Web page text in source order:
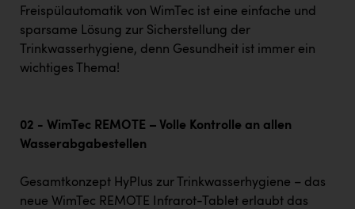
Freispülautomatik von WimTec ist eine einfache und
sparsame Lösung zur Sicherstellung der
Trinkwasserhygiene, denn Gesundheit ist immer ein
wichtiges Thema!
02 - WimTec REMOTE – Volle Kontrolle an allen
Wasserabgabestellen
Gesamtkonzept HyPlus zur Trinkwasserhygiene – das
neue WimTec REMOTE Infrarot-Tablet erlaubt das